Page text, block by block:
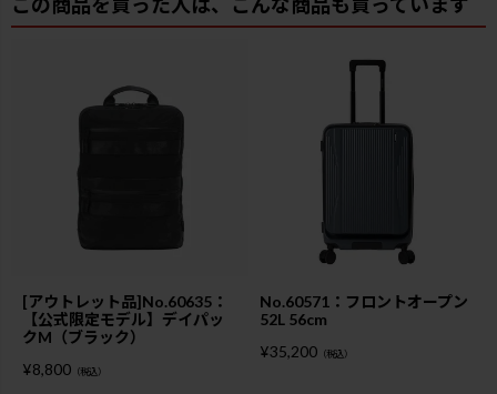
[アウトレット品]No.60635：
【公式限定モデル】デイパッ
クM（ブラック）
¥8,800 （税込）
No.60571：フロントオープン
52L 56cm
¥35,200 （税込）